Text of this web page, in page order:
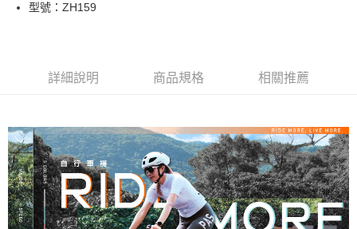
每筆NT$100，滿NT$888(含以上)免運費
宅配
每筆NT$100，滿NT$888(含以上)免運費
宅配-離島
每筆NT$150，滿NT$888(含以上)免運費
型號：ZH159
詳細說明 商品規格 相關推薦